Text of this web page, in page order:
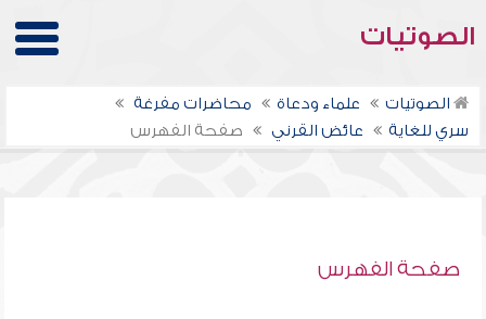
الصوتيات
الصوتيات علماء ودعاة
محاضرات مفرغة
سري للغاية
عائض القرني صفحة الفهرس
صفحة الفهرس